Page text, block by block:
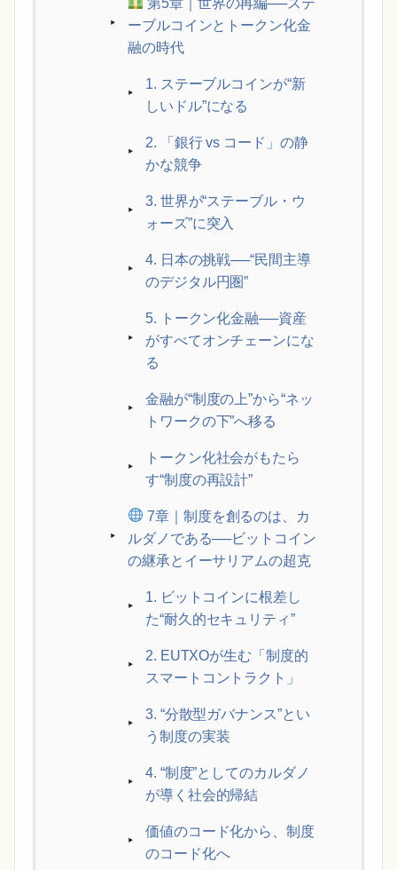
ーブルコインとトークン化金
融の時代
1. ステーブルコインが“新
しいドル”になる
2. 「銀行 vs コード」の静
かな競争
3. 世界が“ステーブル・ウ
ォーズ”に突入
4. 日本の挑戦──“民間主導
のデジタル円圏”
5. トークン化金融──資産
がすべてオンチェーンにな
る
金融が“制度の上”から“ネッ
トワークの下”へ移る
トークン化社会がもたら
す“制度の再設計”
7章｜制度を創るのは、カ
ルダノである──ビットコイン
の継承とイーサリアムの超克
1. ビットコインに根差し
た“耐久的セキュリティ”
2. EUTXOが生む「制度的
スマートコントラクト」
3. “分散型ガバナンス”とい
う制度の実装
4. “制度”としてのカルダノ
が導く社会的帰結
価値のコード化から、制度
のコード化へ